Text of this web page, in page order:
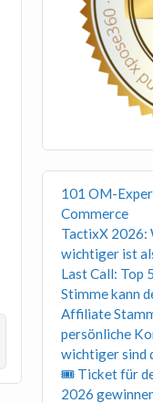
101 OM-
Commerce
TactixX 2026:
wichtiger ist
Last Call: Top
Stimme kann
Affiliate
persönliche
wichtiger sind
🎟 Ticket für
2026